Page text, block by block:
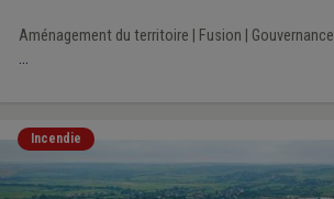
Aménagement du territoire Fusion Gouvernance
...
Incendie